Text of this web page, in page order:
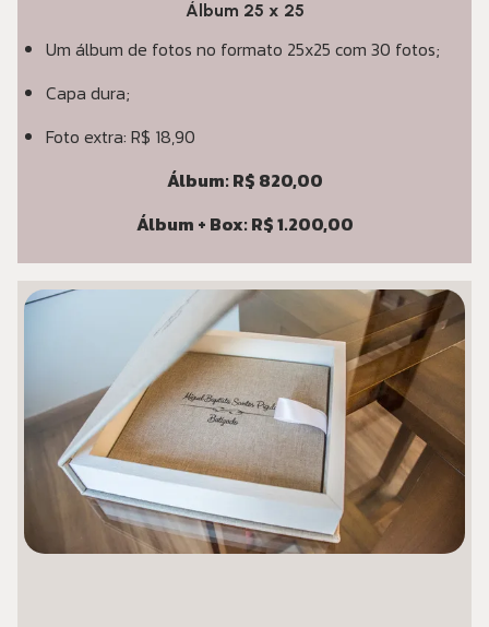
Álbum 25 x 25
Um álbum de fotos no formato 25x25 com 30 fotos;
Capa dura;
Foto extra: R$ 18,90
Álbum: R$ 820,00
Álbum + Box: R$ 1.200,00